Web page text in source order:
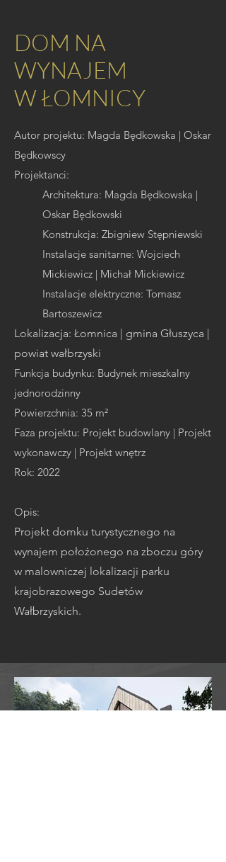
DOM NA
WYNAJEM
W ŁOMNICY
Autor projektu: Magda Będkowska | Oskar
Będkowscy
Projektanci:
Architektura: Magda Będkowska |
Oskar Będkowski
Konstrukcja: Zbigniew Stępniewski
Instalacje sanitarne: Wojciech
Mickiewicz | Michał Mickiewicz
Instalacje elektryczne: Tomasz
Bartoszewicz
Lokalizacja: Łomnica | gmina Głuszyca |
powiat wałbrzyski
Funkcja budynku: Budynek mieszkalny
jednorodzinny
Powierzchnia: 35 m²
Faza projektu: Projekt budowlany | Projekt
wykonawczy | Projekt wnętrz
Rok: 2022
Opis:
Projekt domku turystycznego na
wynajem położonego na zboczu góry
w malowniczej lokalizacji parku
krajobrazowego Sudetów
Wałbrzyskich.